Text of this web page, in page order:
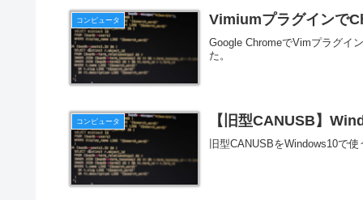
コンピュータ Vimiumプラグインで
Google ChromeでVimプラグイ
た。
コンピュータ 【旧型CANUSB】
旧型CANUSBをWindows10で